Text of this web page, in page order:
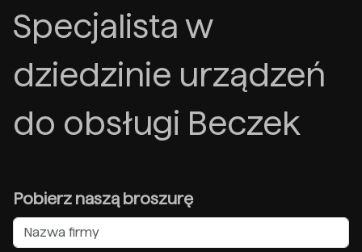
Specjalista w
dziedzinie urządzeń
do obsługi Beczek
Pobierz naszą broszurę